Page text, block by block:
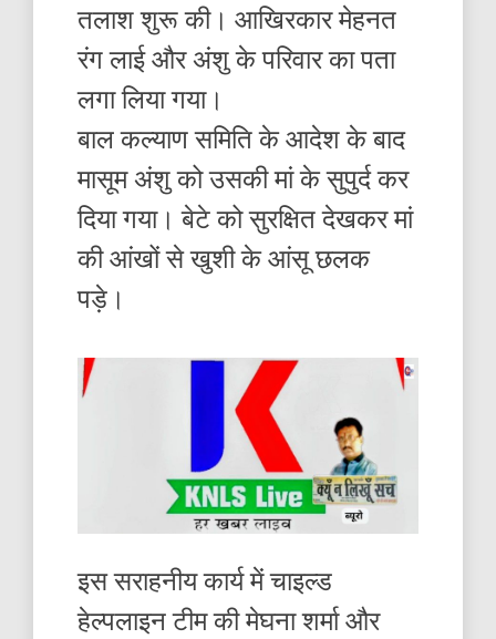
तलाश शुरू की। आखिरकार मेहनत
रंग लाई और अंशु के परिवार का पता
लगा लिया गया।
बाल कल्याण समिति के आदेश के बाद
मासूम अंशु को उसकी मां के सुपुर्द कर
दिया गया। बेटे को सुरक्षित देखकर मां
की आंखों से खुशी के आंसू छलक
पड़े।
इस सराहनीय कार्य में चाइल्ड
हेल्पलाइन टीम की मेघना शर्मा और